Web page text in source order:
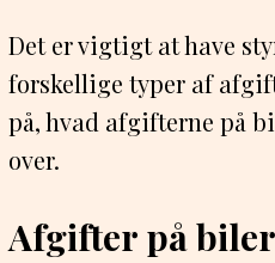
Det er vigtigt at have
forskellige typer af
på, hvad afgifterne på
over.
Afgifter på